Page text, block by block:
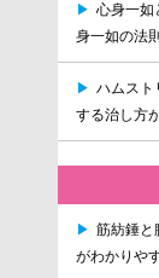
▶ 心身一如
身一如の法
▶ ハムスト
する治し方
▶ 筋紡錘と
がわかりや